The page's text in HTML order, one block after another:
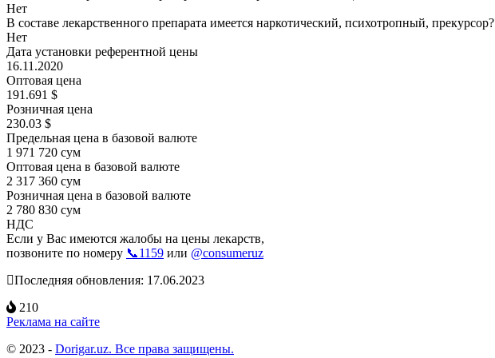
Нет
В составе лекарственного препарата имеется наркотический, психотропный, прекурсор?
Нет
Дата установки референтной цены
16.11.2020
Оптовая цена
191.691 $
Розничная цена
230.03 $
Предельная цена в базовой валюте
1 971 720 сум
Оптовая цена в базовой валюте
2 317 360 сум
Розничная цена в базовой валюте
2 780 830 сум
НДС
Если у Вас имеются жалобы на цены лекарств,
позвоните по номеру 📞1159 или @consumeruz
Последняя обновления: 17.06.2023
210
Реклама на сайте
© 2023 - Dorigar.uz. Все права защищены.